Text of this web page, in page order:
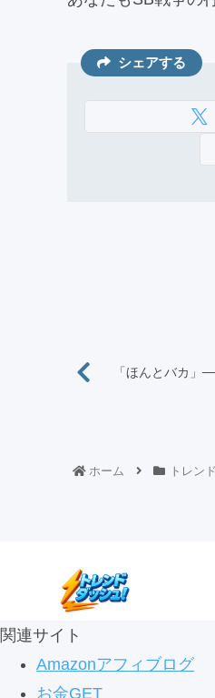
シェアする
「ほんとバカ」
ホーム トレン
関連サイト
Amazonアフィブログ
お金GET